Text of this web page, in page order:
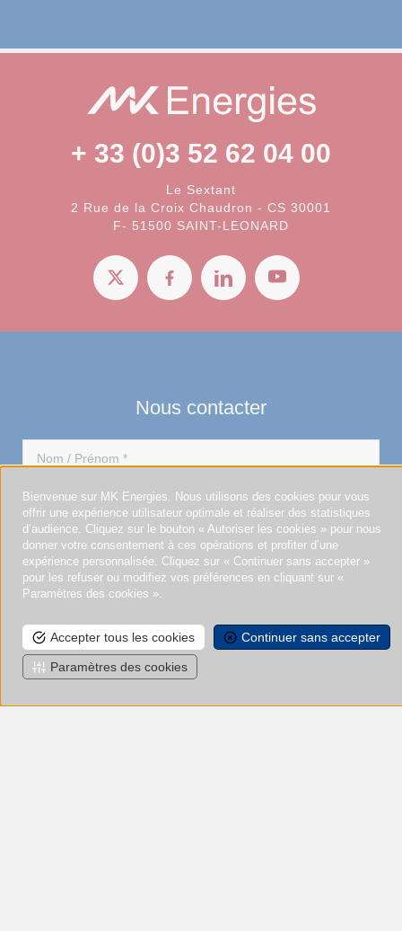
+ 33 (0)3 52 62 04 00
Le Sextant
2 Rue de la Croix Chaudron - CS 30001
F- 51500 SAINT-LEONARD
Nous contacter
Bienvenue sur MK Energies. Nous utilisons des cookies pour vous
offrir une expérience utilisateur optimale et réaliser des statistiques
d’audience. Cliquez sur le bouton « Autoriser les cookies » pour nous
donner votre consentement à ces opérations et profiter d’une
expérience personnalisée. Cliquez sur « Continuer sans accepter »
pour les refuser ou modifiez vos préférences en cliquant sur «
Paramètres des cookies ».
Accepter tous les cookies Continuer sans accepter
Paramètres des cookies